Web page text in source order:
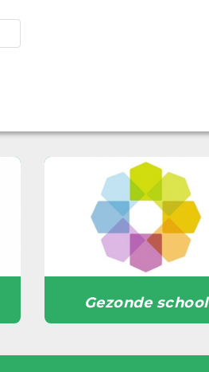
Gezonde school